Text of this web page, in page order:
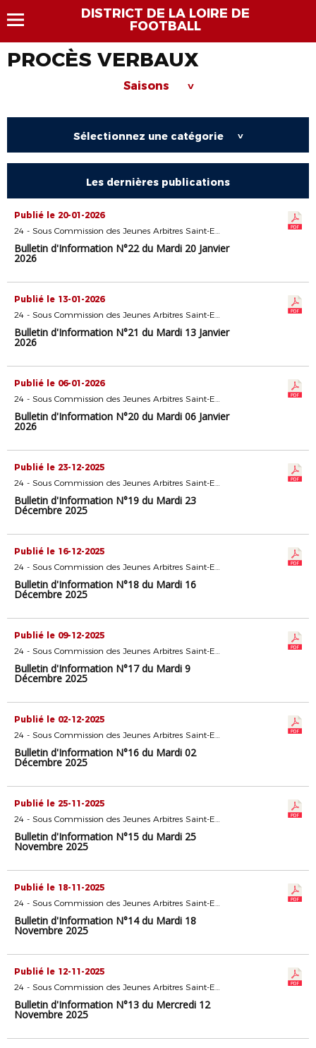
DISTRICT DE LA LOIRE DE
FOOTBALL
PROCÈS VERBAUX
Saisons >
Sélectionnez une catégorie >
Les dernières publications
Publié le 20-01-2026
24 - Sous Commission des Jeunes Arbitres Saint-Etienne
Bulletin d'Information N°22 du Mardi 20 Janvier
2026
Publié le 13-01-2026
24 - Sous Commission des Jeunes Arbitres Saint-Etienne
Bulletin d'Information N°21 du Mardi 13 Janvier
2026
Publié le 06-01-2026
24 - Sous Commission des Jeunes Arbitres Saint-Etienne
Bulletin d'Information N°20 du Mardi 06 Janvier
2026
Publié le 23-12-2025
24 - Sous Commission des Jeunes Arbitres Saint-Etienne
Bulletin d'Information N°19 du Mardi 23
Décembre 2025
Publié le 16-12-2025
24 - Sous Commission des Jeunes Arbitres Saint-Etienne
Bulletin d'Information N°18 du Mardi 16
Décembre 2025
Publié le 09-12-2025
24 - Sous Commission des Jeunes Arbitres Saint-Etienne
Bulletin d'Information N°17 du Mardi 9
Décembre 2025
Publié le 02-12-2025
24 - Sous Commission des Jeunes Arbitres Saint-Etienne
Bulletin d'Information N°16 du Mardi 02
Décembre 2025
Publié le 25-11-2025
24 - Sous Commission des Jeunes Arbitres Saint-Etienne
Bulletin d'Information N°15 du Mardi 25
Novembre 2025
Publié le 18-11-2025
24 - Sous Commission des Jeunes Arbitres Saint-Etienne
Bulletin d'Information N°14 du Mardi 18
Novembre 2025
Publié le 12-11-2025
24 - Sous Commission des Jeunes Arbitres Saint-Etienne
Bulletin d'Information N°13 du Mercredi 12
Novembre 2025